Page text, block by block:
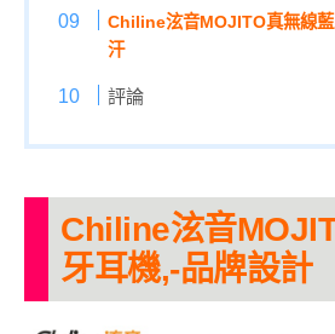
Chiline泫音MOJITO真無線
汗
評論
Chiline泫音
牙耳機,-品牌設計